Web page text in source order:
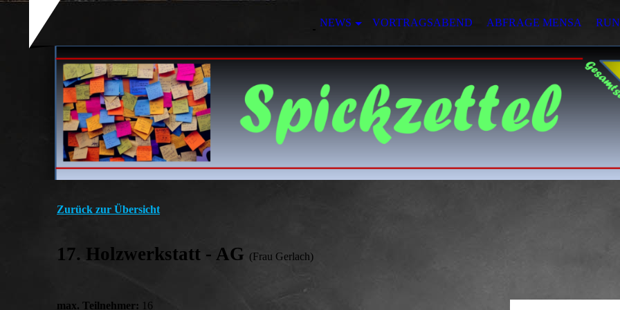
NEWS VORTRAGSABEND ABFRAGE MENSA
Zurück zur Übersicht
17. Holzwerkstatt - AG (Frau Gerlach)
max. Teilnehmer: 16